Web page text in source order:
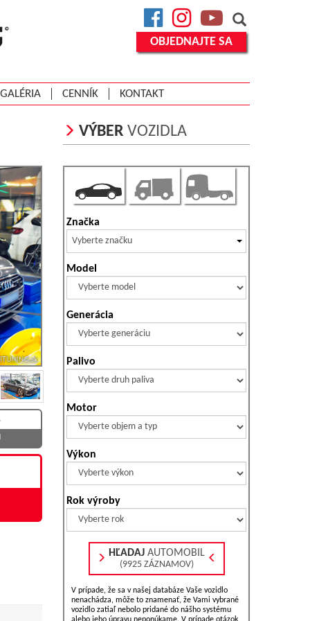
FacebookInstagramYouTube
OBJEDNAJTE SA
GALÉRIA CENNÍK KONTAKT
VÝBER VOZIDLA
Značka
Vyberte značku
Model
Generácia
Palivo
Motor
Výkon
Rok výroby
HĽADAJAUTOMOBIL
(9925 ZÁZNAMOV)
V prípade, že sa v našej databáze Vaše vozidlo
nenachádza, môže to znamenať, že Vami vybrané
vozidlo zatiaľ nebolo pridané do nášho systému